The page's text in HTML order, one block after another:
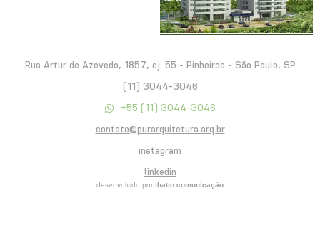
Rua Artur de Azevedo, 1857, cj. 55 - Pinheiros - São Paulo, SP
(11) 3044-3046
+55 (11) 3044-3046
contato@purarquitetura.arq.br
instagram
linkedin
desenvolvido por thatto comunicação